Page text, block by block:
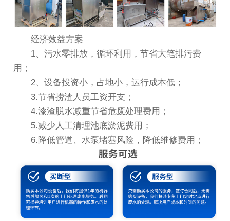
经济效益方案
1、污水零排放，循环利用，节省大笔排污费
用；
2、设备投资小，占地小，运行成本低；
3.节省捞渣人员工资开支；
4.漆渣脱水减重节省危废处理费用；
5.减少人工清理池底淤泥费用；
6.降低管道、水泵堵塞风险，降低维修费用；